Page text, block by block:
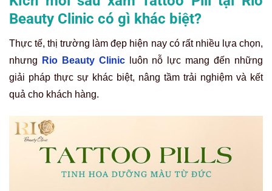
Beauty Clinic có gì khác biệt?
Thực tế, thị trường làm đẹp hiện nay có rất nhiều lựa chọn,
nhưng
Rio Beauty Clinicluôn nỗ lực mang đến những
giải pháp thực sự khác biệt, nâng tầm trải nghiệm và kết
quả cho khách hàng.